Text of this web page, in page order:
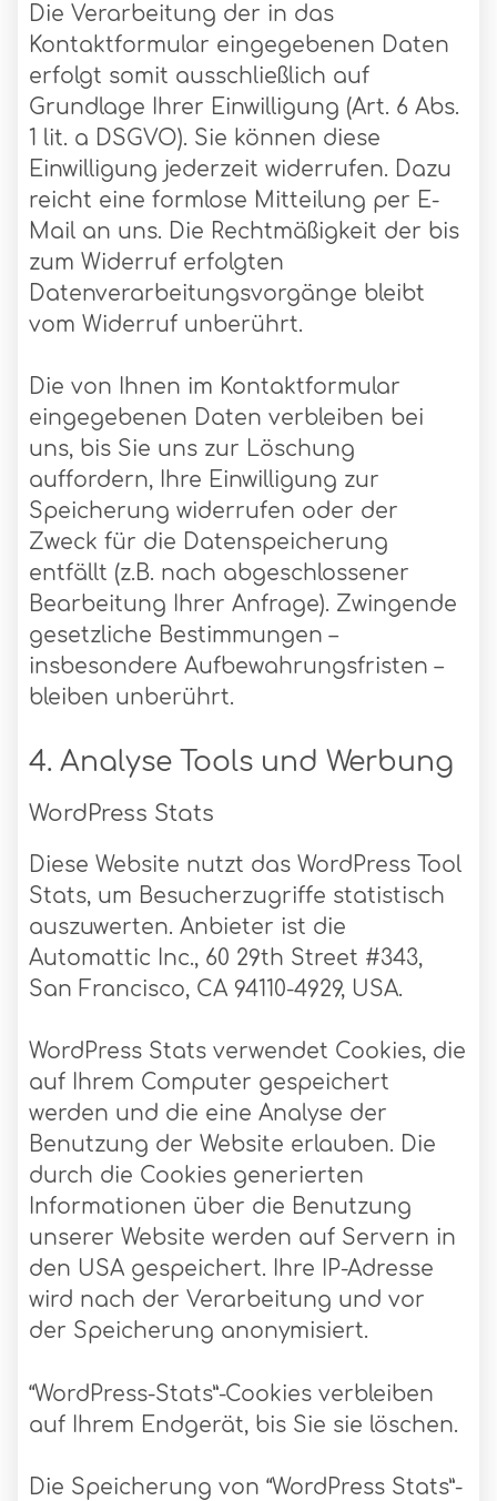
Die Verarbeitung der in das
Kontaktformular eingegebenen Daten
erfolgt somit ausschließlich auf
Grundlage Ihrer Einwilligung (Art. 6 Abs.
1 lit. a DSGVO). Sie können diese
Einwilligung jederzeit widerrufen. Dazu
reicht eine formlose Mitteilung per E-
Mail an uns. Die Rechtmäßigkeit der bis
zum Widerruf erfolgten
Datenverarbeitungsvorgänge bleibt
vom Widerruf unberührt.
Die von Ihnen im Kontaktformular
eingegebenen Daten verbleiben bei
uns, bis Sie uns zur Löschung
auffordern, Ihre Einwilligung zur
Speicherung widerrufen oder der
Zweck für die Datenspeicherung
entfällt (z.B. nach abgeschlossener
Bearbeitung Ihrer Anfrage). Zwingende
gesetzliche Bestimmungen –
insbesondere Aufbewahrungsfristen –
bleiben unberührt.
4. Analyse Tools und Werbung
WordPress Stats
Diese Website nutzt das WordPress Tool
Stats, um Besucherzugriffe statistisch
auszuwerten. Anbieter ist die
Automattic Inc., 60 29th Street #343,
San Francisco, CA 94110-4929, USA.
WordPress Stats verwendet Cookies, die
auf Ihrem Computer gespeichert
werden und die eine Analyse der
Benutzung der Website erlauben. Die
durch die Cookies generierten
Informationen über die Benutzung
unserer Website werden auf Servern in
den USA gespeichert. Ihre IP-Adresse
wird nach der Verarbeitung und vor
der Speicherung anonymisiert.
“WordPress-Stats”-Cookies verbleiben
auf Ihrem Endgerät, bis Sie sie löschen.
Die Speicherung von “WordPress Stats”-